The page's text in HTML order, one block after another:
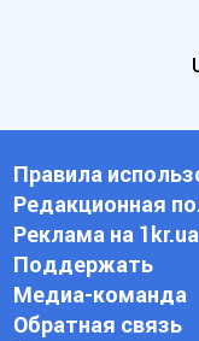
Правила
Редакционная
Реклама на 1kr.ua
Поддержать
Медиа-команда
Обратная связь